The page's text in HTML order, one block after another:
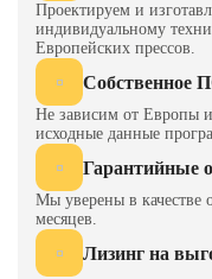
Усилие
подушки, кН
Количество
подушек
1
Ход подушки,
мм
Габариты
пресса (ПxЗ),
мм
Проектируем и
индивидуальному
Европейских прессов.
Собственное
Не зависим от Европы
исходные данные
Гарантийные
Мы уверены в качестве
месяцев.
Лизинг на